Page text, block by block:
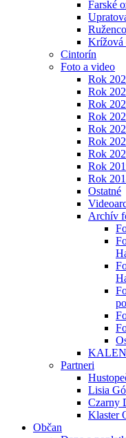
Farské
Krížová
Cintorín
Foto a video
Rok
Rok
Rok
Rok
Rok
Rok
Rok
Rok
Rok
Ostatné
Archív
Partneri
Lisia
Czarny
Klaster
Občan